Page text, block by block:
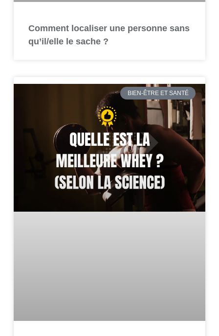
Comment localiser une personne sans
qu’il/elle le sache ?
BIEN-ÊTRE ET SANTÉ